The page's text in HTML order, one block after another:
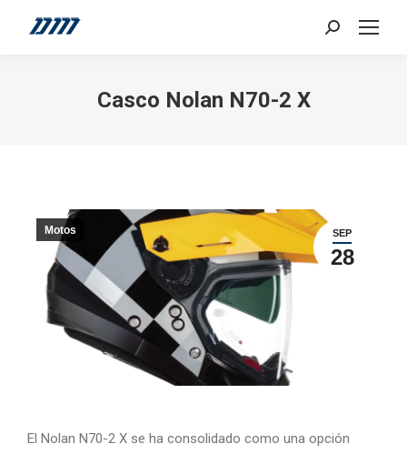
Search:
Casco Nolan N70-2 X
SEP
28
Motos
El Nolan N70-2 X se ha consolidado como una opción